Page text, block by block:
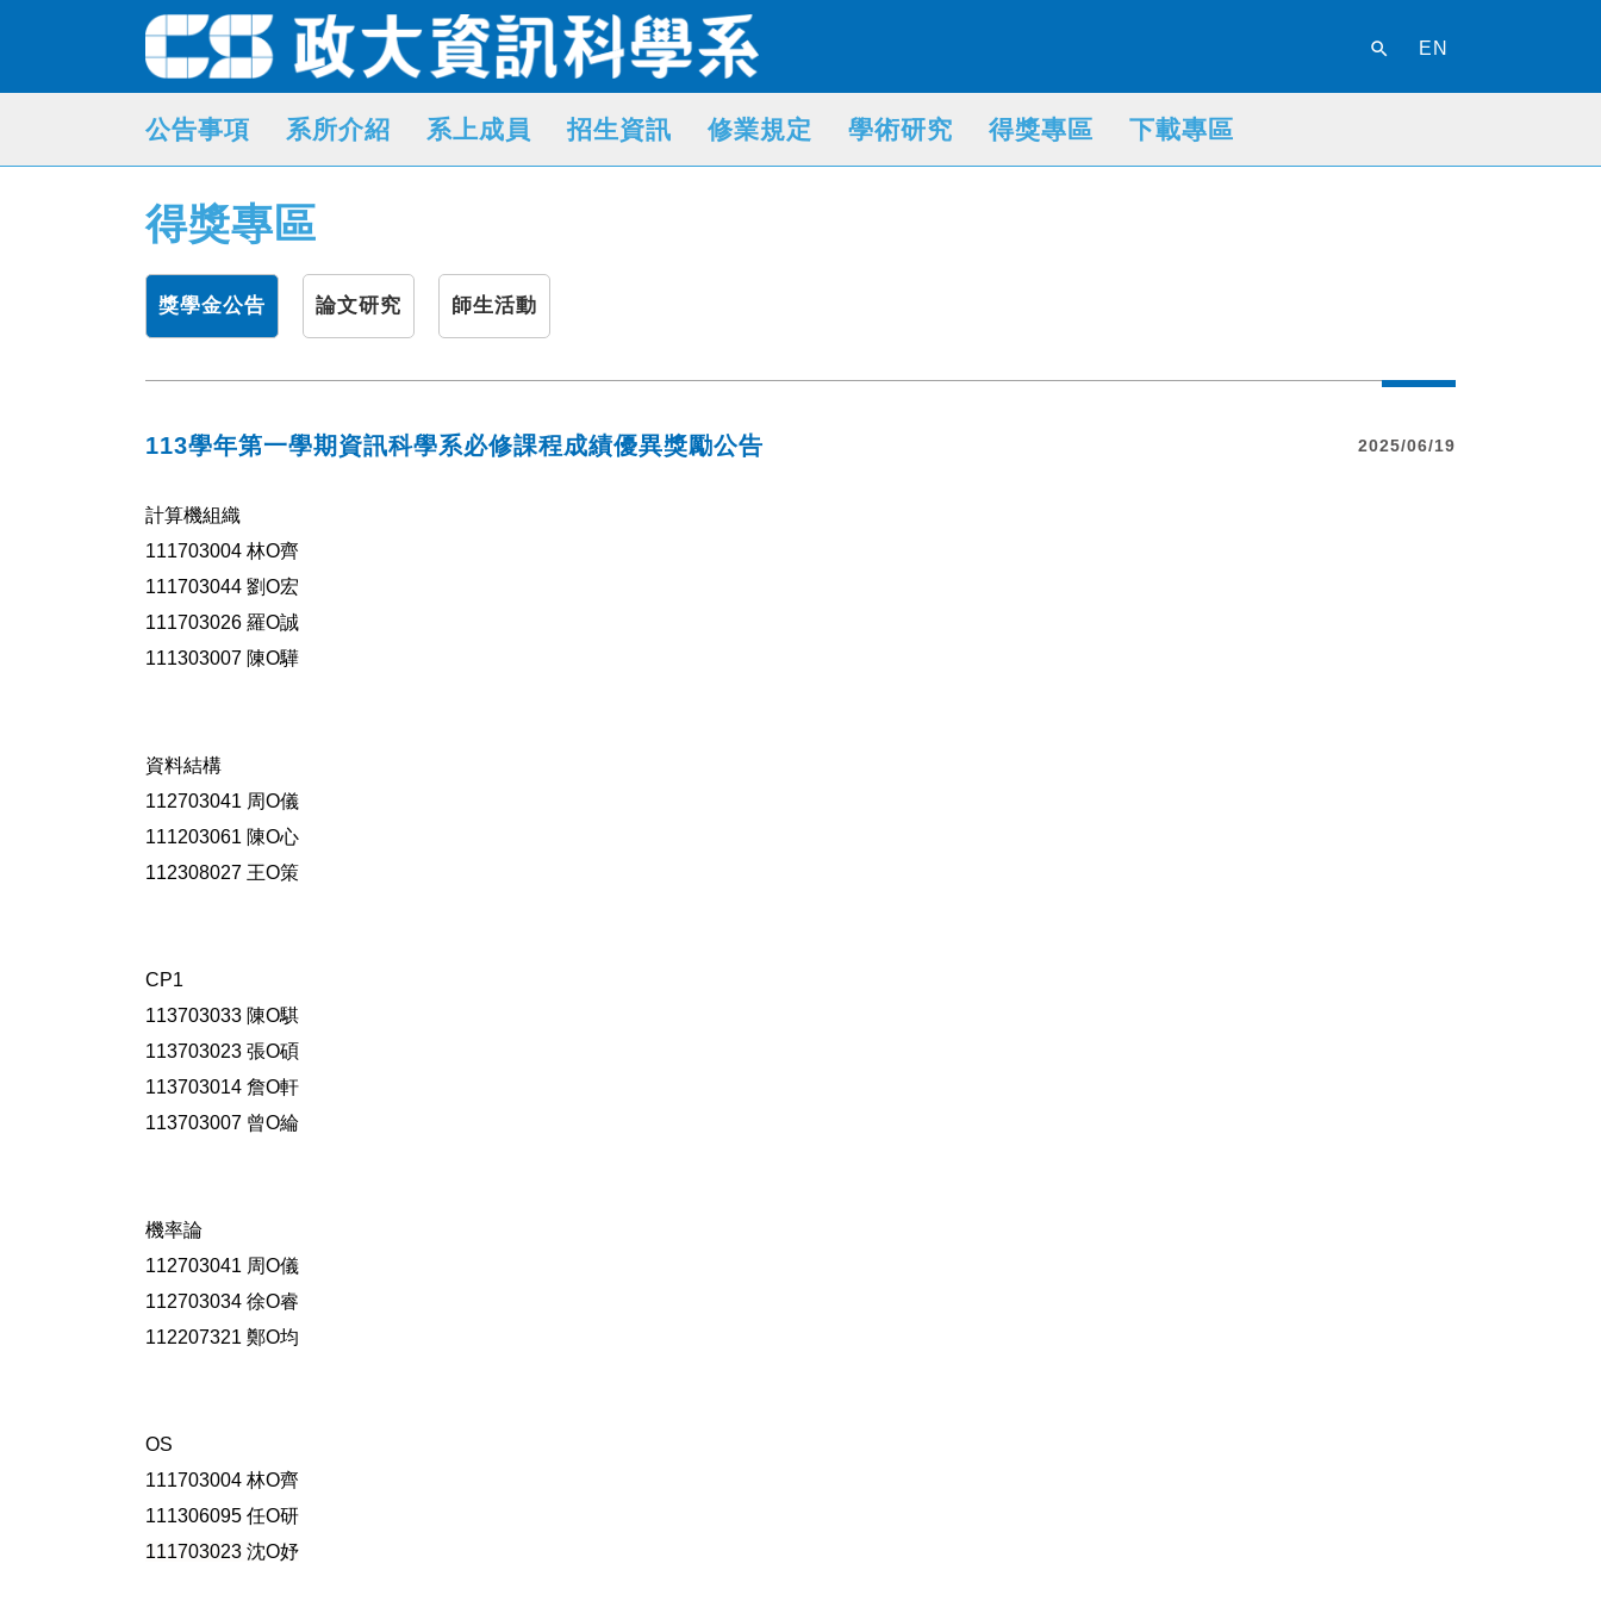
search EN
公告事項 系所介紹 系上成員 招生資訊 修業規定 學術研究 得獎專區 下載專區
得獎專區
獎學金公告 論文研究 師生活動
2025/06/19
113學年第一學期資訊科學系必修課程成績優異獎勵公告
計算機組織
111703004 林O齊
111703044 劉O宏
111703026 羅O誠
111303007 陳O驊
資料結構
112703041 周O儀
111203061 陳O心
112308027 王O策
CP1
113703033 陳O騏
113703023 張O碩
113703014 詹O軒
113703007 曾O綸
機率論
112703041 周O儀
112703034 徐O睿
112207321 鄭O均
OS
111703004 林O齊
111306095 任O研
111703023 沈O妤